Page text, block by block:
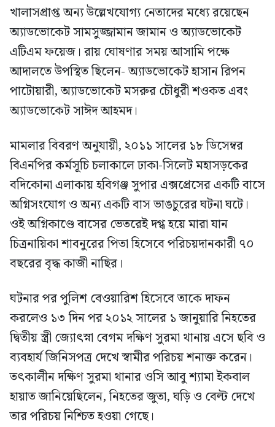
খালাসপ্রাপ্ত অন্য উল্লেখযোগ্য নেতাদের মধ্যে রয়েছেন
অ্যাডভোকেট সামসুজ্জামান জামান ও অ্যাডভোকেট
এটিএম ফয়েজ। রায় ঘোষণার সময় আসামি পক্ষে
আদালতে উপস্থিত ছিলেন- অ্যাডভোকেট হাসান রিপন
পাটোয়ারী, অ্যাডভোকেট মসরুর চৌধুরী শওকত এবং
অ্যাডভোকেট সাঈদ আহমদ।
মামলার বিবরণ অনুযায়ী, ২০১১ সালের ১৮ ডিসেম্বর
বিএনপির কর্মসূচি চলাকালে ঢাকা-সিলেট মহাসড়কের
বদিকোনা এলাকায় হবিগঞ্জ সুপার এক্সপ্রেসের একটি বাসে
অগ্নিসংযোগ ও অন্য একটি বাস ভাঙচুরের ঘটনা ঘটে।
ওই অগ্নিকাণ্ডে বাসের ভেতরেই দগ্ধ হয়ে মারা যান
চিত্রনায়িকা শাবনুরের পিতা হিসেবে পরিচয়দানকারী ৭০
বছরের বৃদ্ধ কাজী নাছির।
ঘটনার পর পুলিশ বেওয়ারিশ হিসেবে তাকে দাফন
করলেও ১৩ দিন পর ২০১২ সালের ১ জানুয়ারি নিহতের
দ্বিতীয় স্ত্রী জ্যোৎস্না বেগম দক্ষিণ সুরমা থানায় এসে ছবি ও
ব্যবহার্য জিনিসপত্র দেখে স্বামীর পরিচয় শনাক্ত করেন।
তৎকালীন দক্ষিণ সুরমা থানার ওসি আবু শ্যামা ইকবাল
হায়াত জানিয়েছিলেন, নিহতের জুতা, ঘড়ি ও বেল্ট দেখে
তার পরিচয় নিশ্চিত হওয়া গেছে।